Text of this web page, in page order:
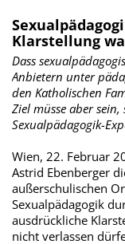
Klarstellung
Dass
Anbietern unter
den Katholischen
Ziel müsse aber
Sexualpädagogik-
Wien, 22. Februar
Astrid Ebenberger
außerschulischen
Sexualpädagogik
ausdrückliche
nicht verlassen